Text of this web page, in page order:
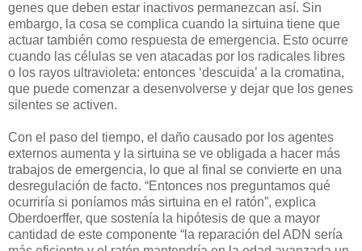
genes que deben estar inactivos permanezcan así. Sin
embargo, la cosa se complica cuando la sirtuina tiene que
actuar también como respuesta de emergencia. Esto ocurre
cuando las células se ven atacadas por los radicales libres
o los rayos ultravioleta: entonces ‘descuida’ a la cromatina,
que puede comenzar a desenvolverse y dejar que los genes
silentes se activen.
Con el paso del tiempo, el daño causado por los agentes
externos aumenta y la sirtuina se ve obligada a hacer más
trabajos de emergencia, lo que al final se convierte en una
desregulación de facto. “Entonces nos preguntamos qué
ocurriría si poníamos más sirtuina en el ratón”, explica
Oberdoerffer, que sostenía la hipótesis de que a mayor
cantidad de este componente “la reparación del ADN sería